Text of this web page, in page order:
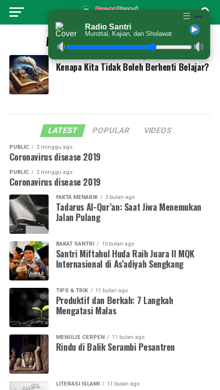
All posts tagged "kitabturot"
Kenapa Kita Tidak Boleh Berhenti Belajar?
LATEST POPULAR VIDEOS
PUBLIC 2 minggu ago
Coronavirus disease 2019
PUBLIC 2 minggu ago
Coronavirus disease 2019
FAKTA MENARIK 3 bulan ago
Tadarus Al-Qur’an: Saat Jiwa Menemukan
Jalan Pulang
BAKAT SANTRI 10 bulan ago
Santri Miftahul Huda Raih Juara II MQK
Internasional di As’adiyah Sengkang
TIPS & TRIK 11 bulan ago
Produktif dan Berkah: 7 Langkah
Mengatasi Malas
MENULIS CERPEN 11 bulan ago
Rindu di Balik Serambi Pesantren
LITERASI ISLAMI 11 bulan ago
☰
Radio Santri
Murottal, Kajian, dan Sholawat